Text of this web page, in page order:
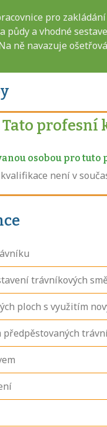
pro
půdy a vhodné
ně navazuje
Tato profesní
osobou pro
není v
trávníkových
ploch s využitím